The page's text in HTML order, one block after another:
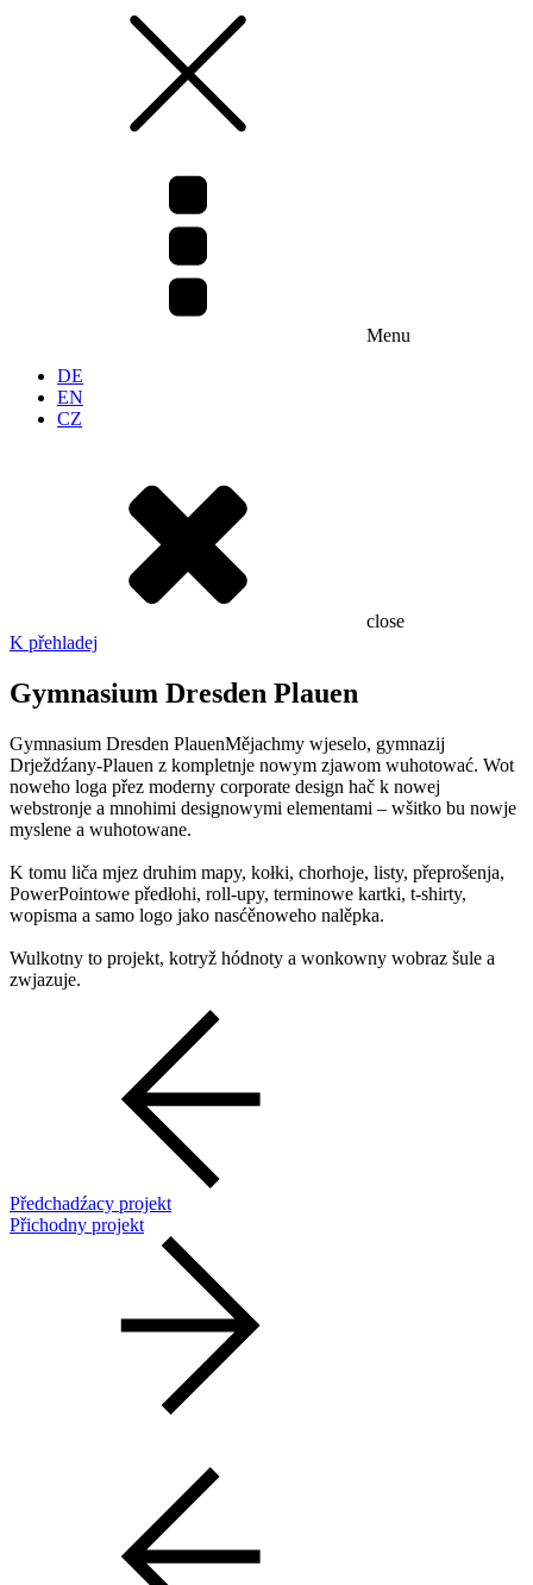
Menu
DE
EN
CZ
close
K přehladej
Gymnasium Dresden Plauen
Gymnasium Dresden PlauenMějachmy wjeselo, gymnazij
Drježdźany-Plauen z kompletnje nowym zjawom wuhotować. Wot
noweho loga přez moderny corporate design hač k nowej
webstronje a mnohimi designowymi elementami – wšitko bu nowje
myslene a wuhotowane.
K tomu liča mjez druhim mapy, kołki, chorhoje, listy, přeprošenja,
PowerPointowe předłohi, roll-upy, terminowe kartki, t-shirty,
wopisma a samo logo jako nasćěnoweho nalěpka.
Wulkotny to projekt, kotryž hódnoty a wonkowny wobraz šule a
zwjazuje.
Předchadźacy projekt
Přichodny projekt